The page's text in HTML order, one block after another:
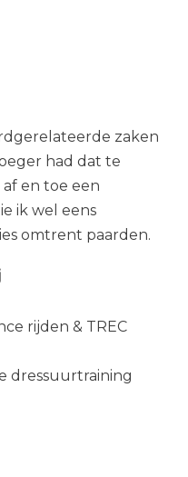
zaken
had dat te
en toe een
ik wel eens
omtrent paarden.
rijden & TREC
dressuurtraining